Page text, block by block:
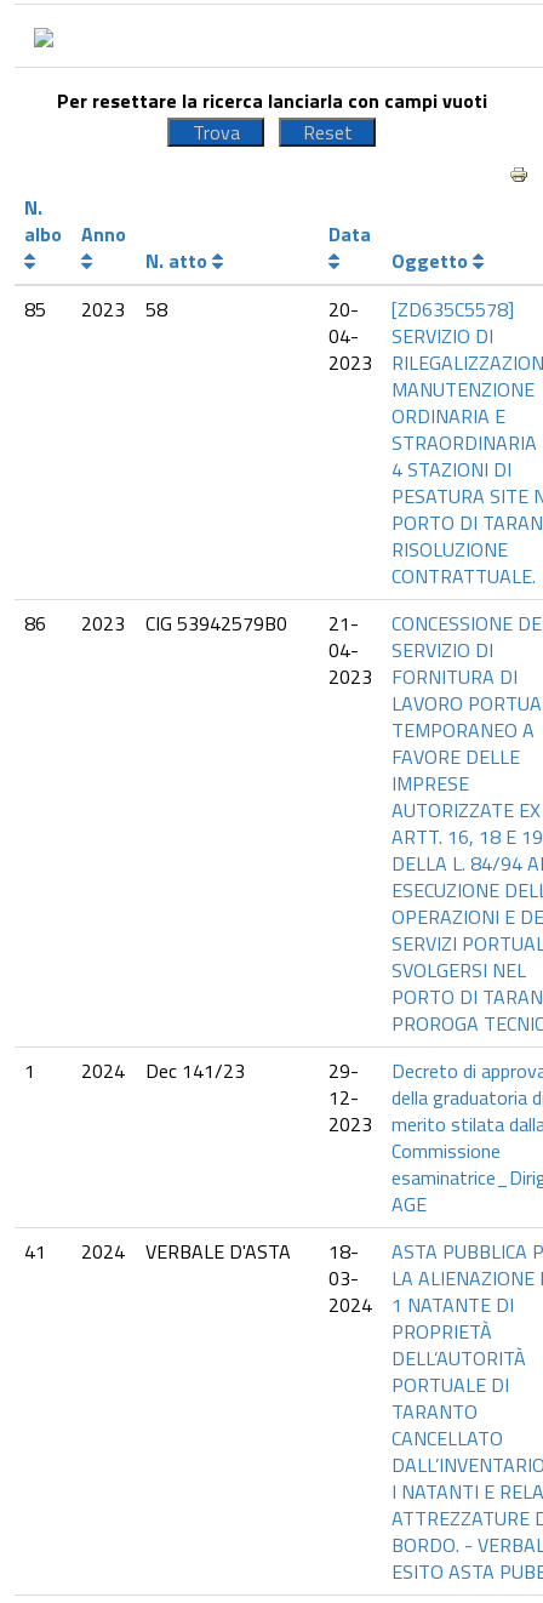
Per resettare la ricerca lanciarla con campi vuoti
N.
albo
Anno
N. atto
Data
Oggetto
85
2023 58
20-
04-
2023
[ZD635C5578]
SERVIZIO DI
MANUTENZIONE
ORDINARIA E
STRAORDINARIA
4 STAZIONI DI
PESATURA SITE
PORTO DI
RISOLUZIONE
CONTRATTUALE.
86
2023 CIG 53942579B0
21-
04-
2023
CONCESSIONE
SERVIZIO DI
FORNITURA DI
LAVORO
TEMPORANEO A
FAVORE DELLE
IMPRESE
AUTORIZZATE EX
ARTT. 16, 18 E 19
DELLA L. 84/94
ESECUZIONE
OPERAZIONI E
SERVIZI
SVOLGERSI NEL
PORTO DI
PROROGA
1
2024 Dec 141/23
29-
12-
2023
Decreto di
della graduatoria
merito stilata
Commissione
AGE
41
2024 VERBALE D'ASTA
18-
03-
2024
ASTA PUBBLICA
LA ALIENAZIONE
1 NATANTE DI
PROPRIETÀ
DELL’AUTORITÀ
PORTUALE DI
TARANTO
CANCELLATO
I NATANTI E
ATTREZZATURE
BORDO. -
ESITO ASTA